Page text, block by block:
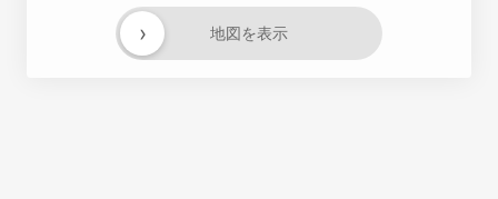
地図を表示
›